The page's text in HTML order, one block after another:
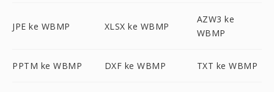
JPE ke WBMP XLSX ke WBMP
AZW3 ke
WBMP
PPTM ke WBMP DXF ke WBMP TXT ke WBMP